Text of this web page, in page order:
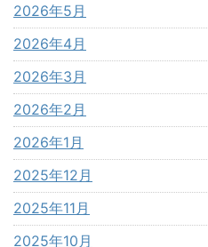
2026年5月
2026年4月
2026年3月
2026年2月
2026年1月
2025年12月
2025年11月
2025年10月